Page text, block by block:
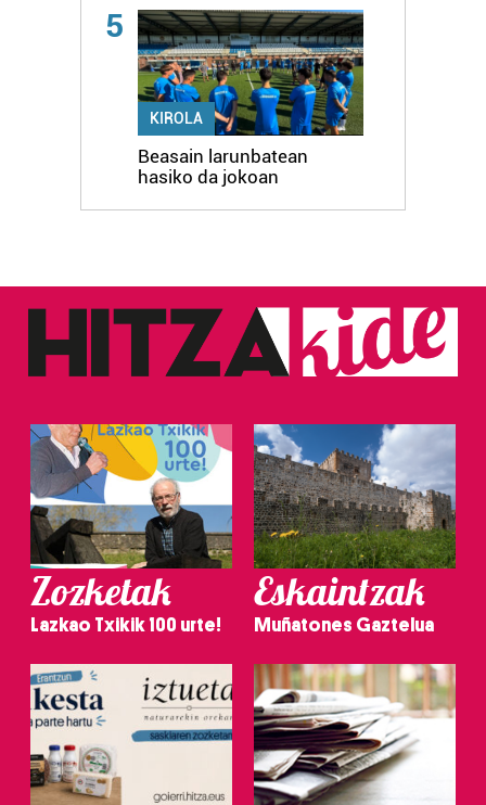
5
KIROLA
Beasain larunbatean
hasiko da jokoan
Zozketak
Lazkao Txikik 100 urte!
Eskaintzak
Muñatones Gaztelua